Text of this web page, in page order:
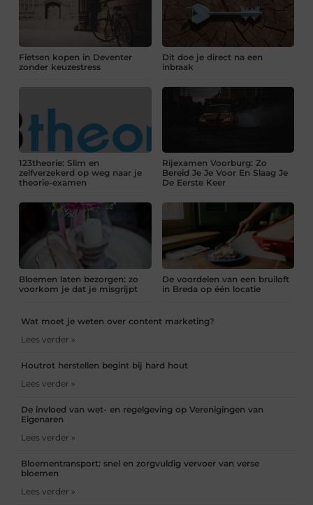
Fietsen kopen in Deventer
zonder keuzestress
Dit doe je direct na een
inbraak
123theorie: Slim en
zelfverzekerd op weg naar je
theorie-examen
Rijexamen Voorburg: Zo
Bereid Je Je Voor En Slaag Je
De Eerste Keer
Bloemen laten bezorgen: zo
voorkom je dat je misgrijpt
De voordelen van een bruiloft
in Breda op één locatie
Wat moet je weten over content marketing?
Lees verder »
Houtrot herstellen begint bij hard hout
Lees verder »
De invloed van wet- en regelgeving op Verenigingen van
Eigenaren
Lees verder »
Bloementransport: snel en zorgvuldig vervoer van verse
bloemen
Lees verder »